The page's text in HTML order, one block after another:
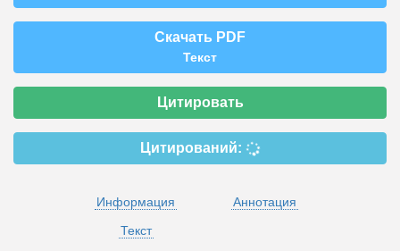
Скачать PDF
Текст
Цитировать
Цитирований:
Информация
Аннотация
Текст